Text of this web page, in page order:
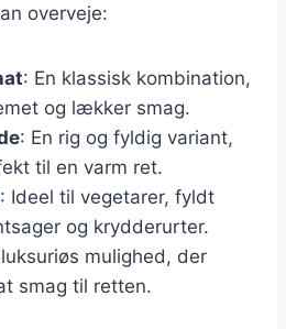
overveje:
: En klassisk kombination,
og lækker smag.
: En rig og fyldig variant,
til en varm ret.
: Ideel til vegetarer, fyldt
og krydderurter.
mulighed, der
smag til retten.